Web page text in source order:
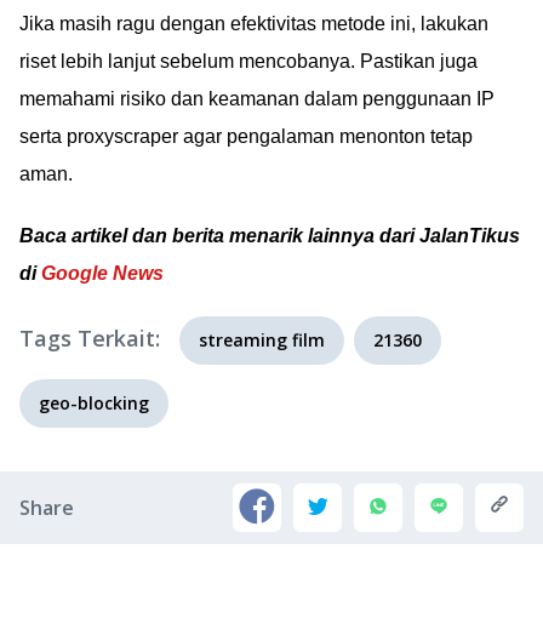
Jika masih ragu dengan efektivitas metode ini, lakukan
riset lebih lanjut sebelum mencobanya. Pastikan juga
memahami risiko dan keamanan dalam penggunaan IP
serta proxyscraper agar pengalaman menonton tetap
aman.
Baca artikel dan berita menarik lainnya dari JalanTikus
diGoogle News
Tags Terkait: streaming film 21360
geo-blocking
Share